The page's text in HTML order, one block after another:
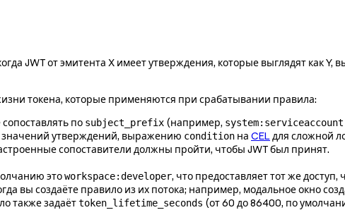
JWT от эмитента X имеет утверждения, которые выглядят как Y,
токена, которые применяются при срабатывании правила:
по subject_prefix (например,
значений утверждений, выражению condition на CELдля сложной
сопоставители должны пройти, чтобы JWT был принят.
этоworkspace:developer, что предоставляет тот же
вы создаёте правило из их потока; например, модальное окно
также задаётtoken_lifetime_seconds (от 60 до 86400, по